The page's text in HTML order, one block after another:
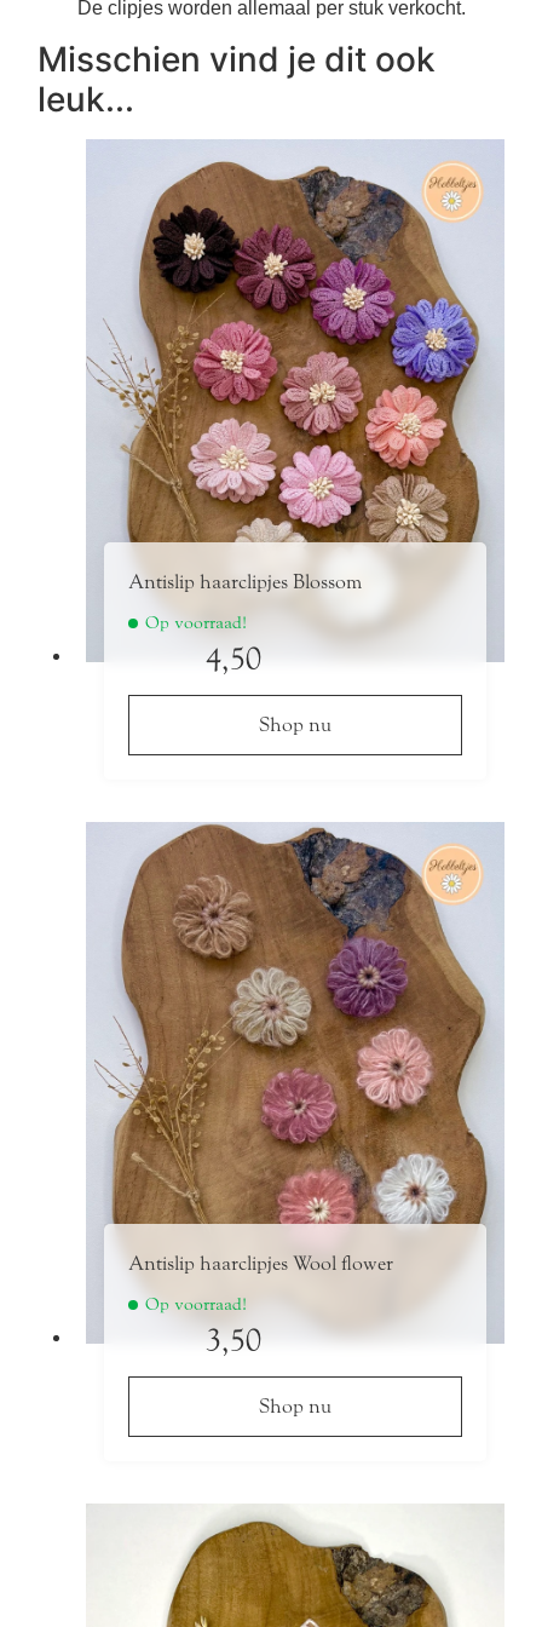
De clipjes worden allemaal per stuk verkocht.
Misschien vind je dit ook
leuk...
Antislip haarclipjes Blossom
Op voorraad!
4,50
Shop nu
heeft
meerdere
variaties.
Deze
optie
kan
gekozen
worden
op
de
productpagina
Antislip haarclipjes Wool flower
Op voorraad!
3,50
Shop nu
heeft
meerdere
variaties.
Deze